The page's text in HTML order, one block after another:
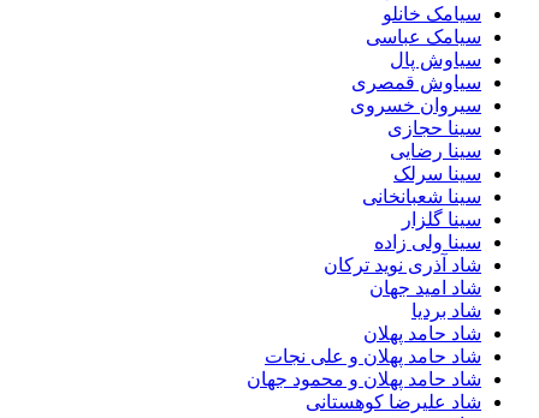
سیامک خانلو
سیامک عباسی
سیاوش پال
سیاوش قمصری
سیروان خسروی
سینا حجازی
سینا رضایی
سینا سرلک
سینا شعبانخانی
سینا گلزار
سینا ولی زاده
شاد آذری نوید ترکان
شاد امید جهان
شاد بردیا
شاد حامد پهلان
شاد حامد پهلان و علی نجات
شاد حامد پهلان و محمود جهان
شاد علیرضا کوهستانی